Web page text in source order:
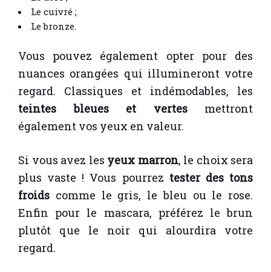
Le cuivré ;
Le bronze.
Vous pouvez également opter pour des
nuances orangées qui illumineront votre
regard. Classiques et indémodables, les
teintes bleues et vertesmettront
également vos yeux en valeur.
Si vous avez les yeux marron, le choix sera
plus vaste ! Vous pourrez tester des tons
froids comme le gris, le bleu ou le rose.
Enfin pour le mascara, préférez le brun
plutôt que le noir qui alourdira votre
regard.